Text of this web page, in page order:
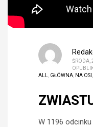
ŚRODA,
ALL
GŁÓWNA NA OSI
W 1196 odcinku